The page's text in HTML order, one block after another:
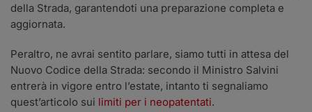
della Strada, garantendoti una preparazione completa e
aggiornata.
Peraltro, ne avrai sentito parlare, siamo tutti in attesa del
Nuovo Codice della Strada: secondo il Ministro Salvini
entrerà in vigore entro l’estate, intanto ti segnaliamo
quest’articolo sui limiti per i neopatentati.